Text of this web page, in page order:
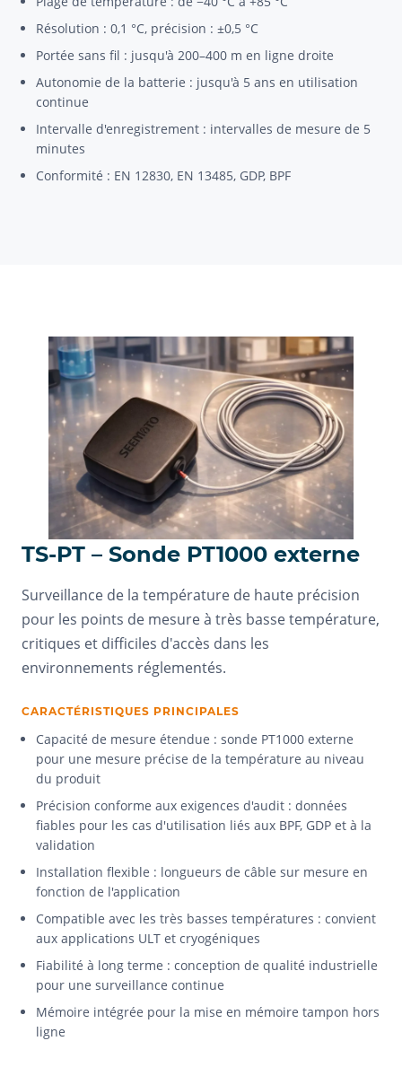
Résolution : 0,1 °C, précision : ±0,5 °C
Portée sans fil : jusqu'à 200–400 m en ligne droite
Autonomie de la batterie : jusqu'à 5 ans en utilisation
continue
Intervalle d'enregistrement : intervalles de mesure de 5
minutes
Conformité : EN 12830, EN 13485, GDP, BPF
TS-PT – Sonde PT1000 externe
Surveillance de la température de haute précision
pour les points de mesure à très basse température,
critiques et difficiles d'accès dans les
environnements réglementés.
CARACTÉRISTIQUES PRINCIPALES
Capacité de mesure étendue : sonde PT1000 externe
pour une mesure précise de la température au niveau
du produit
Précision conforme aux exigences d'audit : données
fiables pour les cas d'utilisation liés aux BPF, GDP et à la
validation
Installation flexible : longueurs de câble sur mesure en
fonction de l'application
Compatible avec les très basses températures : convient
aux applications ULT et cryogéniques
Fiabilité à long terme : conception de qualité industrielle
pour une surveillance continue
Mémoire intégrée pour la mise en mémoire tampon hors
ligne